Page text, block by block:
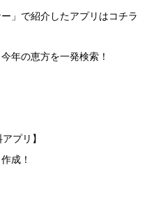
」で紹介したアプリはコチラ
年の恵方を一発検索！
プリ】
成！